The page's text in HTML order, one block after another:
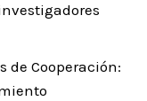
de Cooperación: